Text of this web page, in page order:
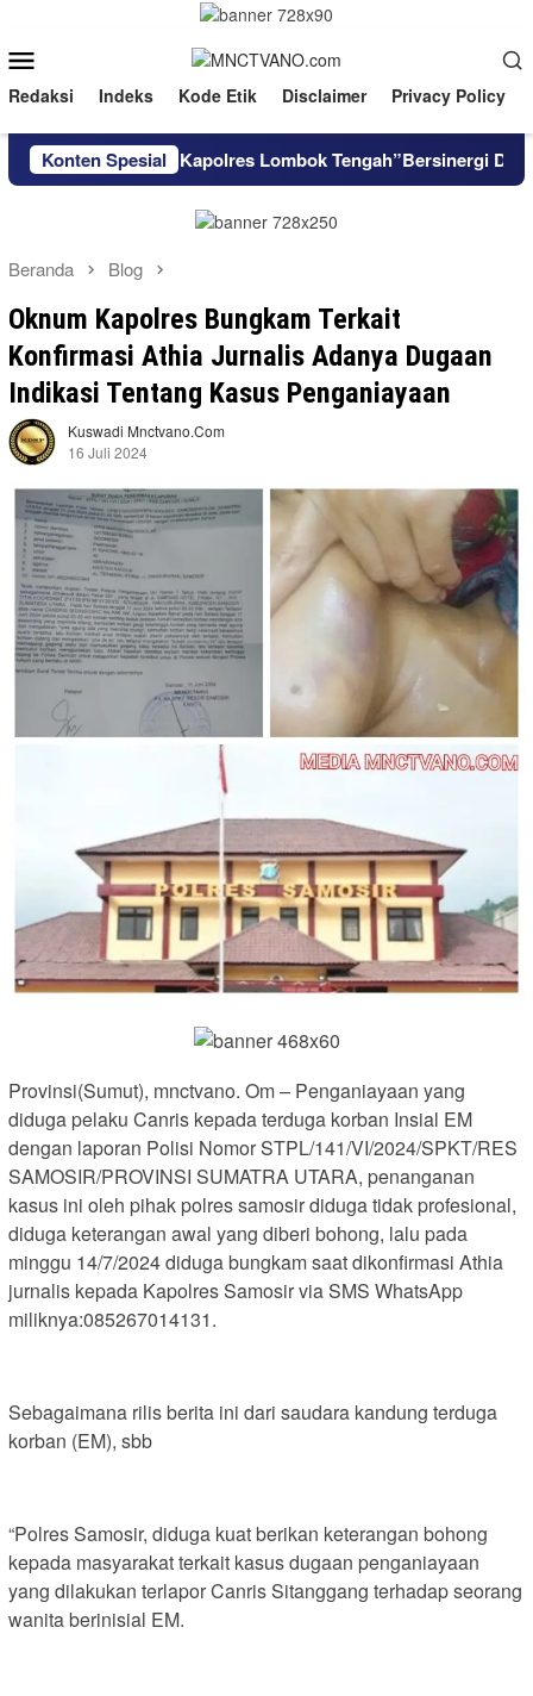
konten
Mobile
Redaksi Indeks Kode Etik Disclaimer Privacy Policy
Konten Spesial
Dan Kapolres Lombok Tengah”Bersinergi Demi
Beranda Blog
Oknum Kapolres Bungkam Terkait
Konfirmasi Athia Jurnalis Adanya Dugaan
Indikasi Tentang Kasus Penganiayaan
Kuswadi Mnctvano.com
16 Juli 2024
Provinsi(Sumut), mnctvano. Om – Penganiayaan yang
diduga pelaku Canris kepada terduga korban Insial EM
dengan laporan Polisi Nomor STPL/141/VI/2024/SPKT/RES
SAMOSIR/PROVINSI SUMATRA UTARA, penanganan
kasus ini oleh pihak polres samosir diduga tidak profesional,
diduga keterangan awal yang diberi bohong, lalu pada
minggu 14/7/2024 diduga bungkam saat dikonfirmasi Athia
jurnalis kepada Kapolres Samosir via SMS WhatsApp
miliknya:085267014131.
Sebagaimana rilis berita ini dari saudara kandung terduga
korban (EM), sbb
“Polres Samosir, diduga kuat berikan keterangan bohong
kepada masyarakat terkait kasus dugaan penganiayaan
yang dilakukan terlapor Canris Sitanggang terhadap seorang
wanita berinisial EM.